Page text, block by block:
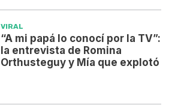
VIRAL
“A mi papá lo conocí por la TV”:
la entrevista de Romina
Orthusteguy y Mía que explotó